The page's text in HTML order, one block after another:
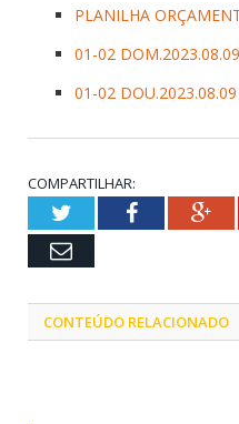
PLANILHA
01-02 DOM.2023.08.09
01-02 DOU.2023.08.09
COMPARTILHAR:
TwitterFacebook
Email
CONTEÚDO RELACIONADO